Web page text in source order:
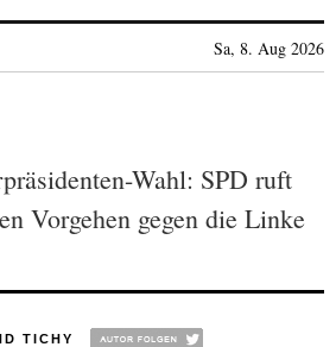
Sa, 8. Aug 2026
Wahl: SPD ruft
Vorgehen gegen die Linke
TICHY